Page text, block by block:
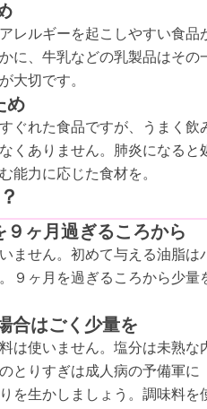
レルギーを起こしやすい食品
に、牛乳などの乳製品はその
大切です。
め
ぐれた食品ですが、うまく飲
くありません。肺炎になると
能力に応じた食材を。
ヶ月過ぎるころから
ません。初めて与える油脂は
９ヶ月を過ぎるころから少量
合はごく少量を
は使いません。塩分は未熟な
とりすぎは成人病の予備軍に
を生かしましょう。調味料を